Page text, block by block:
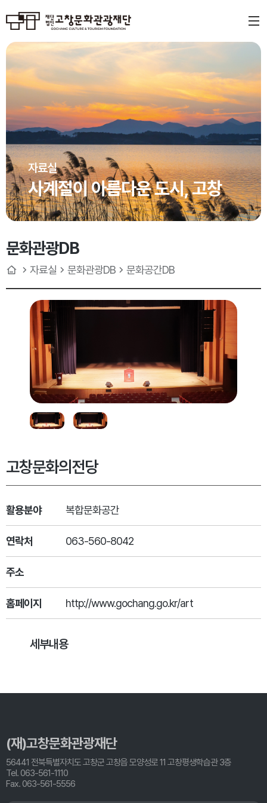
자료실
사계절이 아름다운 도시, 고창
문화관광DB
자료실 문화관광DB 문화공간DB
고창문화의전당
활용분야 복합문화공간
연락처 063-560-8042
주소
홈페이지 http://www.gochang.go.kr/art
세부내용
(재)고창문화관광재단
56441 전북특별자치도 고창군 고창읍 모양성로 11 고창평생학습관 3층
Tel. 063-561-1110
Fax. 063-561-5556